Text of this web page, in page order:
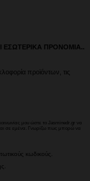
ΕΣΩΤΕΡΙΚΑ ΠΡΟΝΟΜΙΑ..
προϊόντων, τις
μου ώστε το Jasminedr.gr να
σε εμένα. Γνωρίζω πως μπορώ να
κωδικούς.